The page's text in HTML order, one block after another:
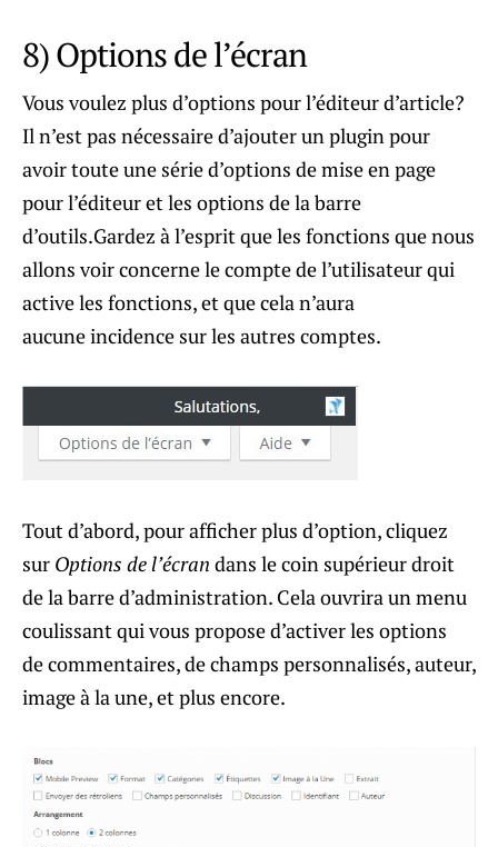
8) Options de l’écran
Vous voulez plus d’options pour l’éditeur d’article?
Il n’est pas nécessaire d’ajouter un plugin pour
avoir toute une série d’options de mise en page
pour l’éditeur et les options de la barre
d’outils.Gardez à l’esprit que les fonctions que nous
allons voir concerne le compte de l’utilisateur qui
active les fonctions, et que cela n’aura
aucune incidence sur les autres comptes.
Tout d’abord, pour afficher plus d’option, cliquez
sur Options de l’écran dans le coin supérieur droit
de la barre d’administration. Cela ouvrira un menu
coulissant qui vous propose d’activer les options
de commentaires, de champs personnalisés, auteur,
image à la une, et plus encore.